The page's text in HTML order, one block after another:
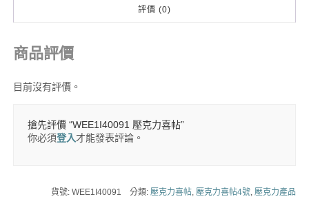
評價 (0)
商品評價
目前沒有評價。
搶先評價 “WEE1I40091 壓克力喜帖”
你必須登入才能發表評論。
貨號:WEE1I40091 分類:壓克力喜帖 ,壓克力喜帖4號 ,壓克力產品